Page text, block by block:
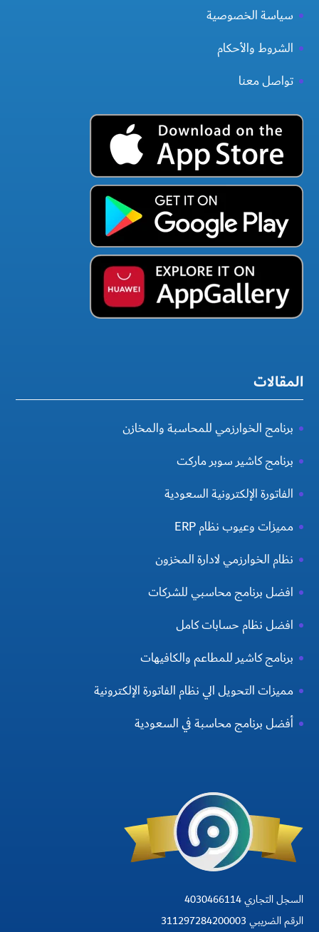
سياسة الخصوصية
الشروط والأحكام
تواصل معنا
المقالات
برنامج الخوارزمي للمحاسبة والمخازن
برنامج كاشير سوبر ماركت
الفاتورة الإلكترونية السعودية
مميزات وعيوب نظام ERP
نظام الخوارزمي لادارة المخزون
افضل برنامج محاسبي للشركات
افضل نظام حسابات كامل
برنامج كاشير للمطاعم والكافيهات
مميزات التحويل الي نظام الفاتورة الإلكترونية
أفضل برنامج محاسبة في السعودية
السجل التجاري 4030466114
الرقم الضريبي 311297284200003